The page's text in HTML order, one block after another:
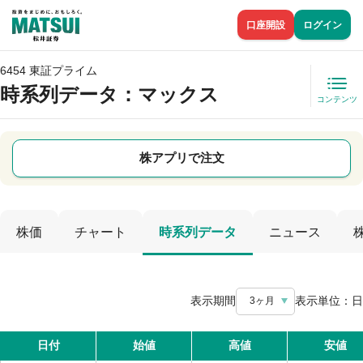
口座開設 ログイン
6454 東証プライム
時系列データ ：マックス コンテンツ
株アプリで注文
株価 チャート 時系列データ ニュース
表示期間 3ヶ月 表示単位： 日
日付 始値 高値 安値